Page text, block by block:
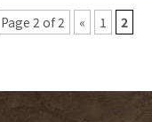
Page 2 of 2 « 1 2